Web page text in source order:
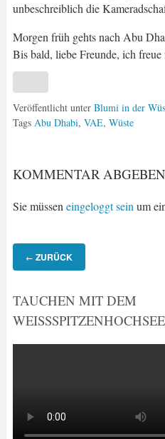
unbeschreiblich die
Morgen früh gehts nach Abu
Bis bald, liebe Freunde, ich
Veröffentlicht unter Blumi in der
Tags Abu Dhabi, VAE, Wüste
KOMMENTAR ABGEBEN
Sie müssen eingeloggt sein um
← ZURÜCK
TAUCHEN MIT DEM